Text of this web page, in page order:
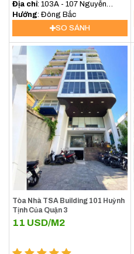
Địa chỉ: 103A - 107 Nguyễn
Thông, Phường 9, Quận 3
Hướng : Đông Bắc
SO SÁNH
Tòa Nhà TSA Building 101 Huỳnh
Tịnh Của Quận 3
11 USD/M2